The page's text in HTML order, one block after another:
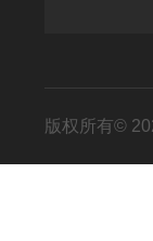
版权所有©